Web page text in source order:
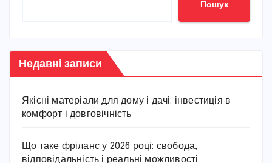
Пошук
Недавні записи
Якісні матеріали для дому і дачі: інвестиція в
комфорт і довговічність
Що таке фріланс у 2026 році: свобода,
відповідальність і реальні можливості